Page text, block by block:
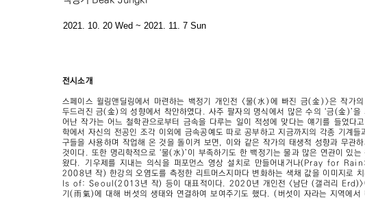
2021. 10. 20 Wed ~ 2021. 11. 7 Sun
전시소개
스페이스 윌링앤딜링에서 마련하는 백정기 개인전 <물(水)에 빠진 금(金)>은 작가의
두드러진 금(金)의 성향에서 착안하였다. 사주 팔자의 명식에서 많은 수의 ‘금(金)’을
어난 작가는 어느 철학관으로부터 금속을 다루는 일이 적성에 맞다는 얘기를 들었다
학에서 자신의 전공인 조각 이외에 금속공예도 따로 공부하고 지금까지의 각종 기계들
구들을 사용하며 작업해 온 것을 돌이켜 보면, 이와 같은 작가의 태생적 성향과 무관하
것이다. 또한 명리학적으로 ‘물(水)’이 부족하기도 한 백정기는 물과 많은 연관이 있는
왔다. 기우제를 지내는 의식을 퍼포먼스 영상 설치로 만들어내거나(Pray for
2008년 작) 한강의 오염도를 측정한 리트머스지마다 변화하는 색채 값을 이미지로 치
Is of: Seoul(2013년 작) 등이 대표적이다. 2020년 개인전 <남단 (갤러리 Erd)>
기(雨氣)에 대해 버섯의 생태와 연결하여 보여주기도 했다. (버섯이 자라는 지역에서